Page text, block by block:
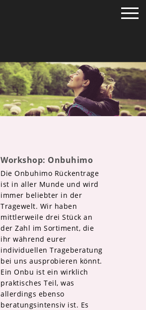
Workshop: Onbuhimo
Die Onbuhimo Rückentrage
ist in aller Munde und wird
immer beliebter in der
Tragewelt. Wir haben
mittlerweile drei Stück an
der Zahl im Sortiment, die
ihr während eurer
individuellen Trageberatung
bei uns ausprobieren könnt.
Ein Onbu ist ein wirklich
praktisches Teil, was
allerdings ebenso
beratungsintensiv ist. Es